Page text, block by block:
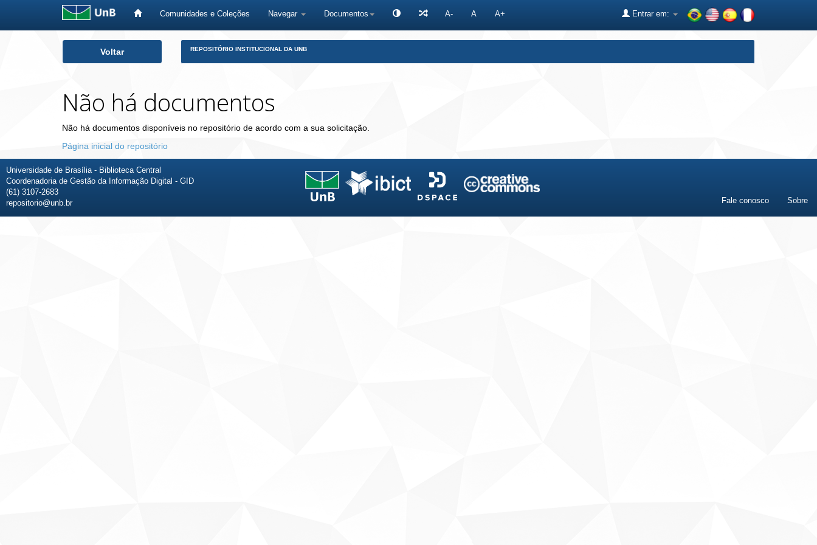
Comunidades e Coleções Navegar Documentos A- A A+ Entrar em:
Voltar REPOSITÓRIO INSTITUCIONAL DA UNB
Não há documentos
Não há documentos disponíveis no repositório de acordo com a sua solicitação.
Página inicial do repositório
Universidade de Brasília - Biblioteca Central
Coordenadoria de Gestão da Informação Digital - GID
(61) 3107-2683
repositorio@unb.br
Fale conosco Sobre